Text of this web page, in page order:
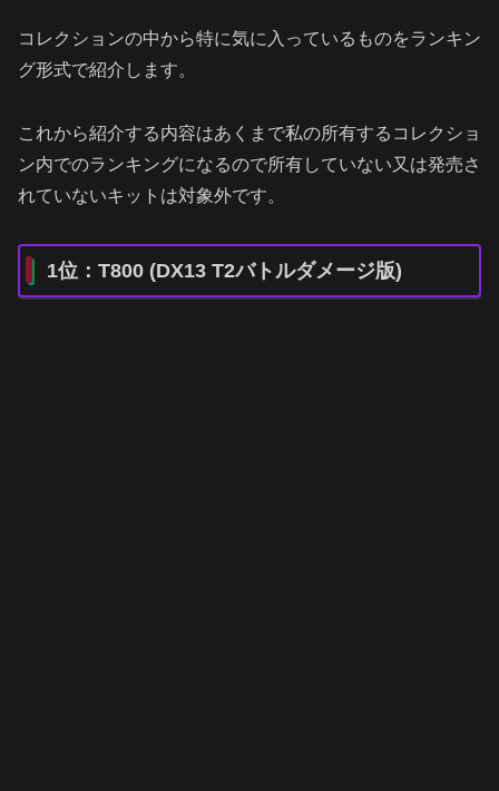
コレクションの中から特に気に入っているものをランキン
グ形式で紹介します。
これから紹介する内容はあくまで私の所有するコレクショ
ン内でのランキングになるので所有していない又は発売さ
れていないキットは対象外です。
1位：T800 (DX13 T2バトルダメージ版)